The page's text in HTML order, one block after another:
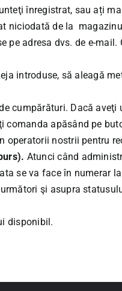
înregistrat, sau ați
niciodată de la
adresa dvs. de e-
introduse, să aleagă
cumpărături. Dacă
apăsând pe
operatorii nostrii pentru
Atunci când
se va face în numerar
şi asupra
disponibil.